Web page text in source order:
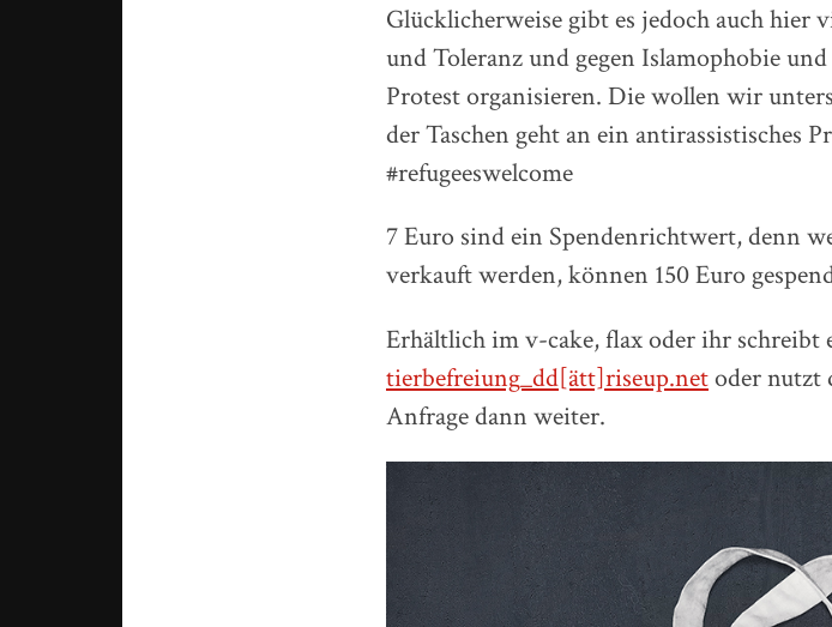
Glücklicherweise gibt es jedoch auch
und Toleranz und gegen Islamophobie
Protest organisieren. Die wollen wir
der Taschen geht an ein antirassistisches
#refugeeswelcome
7 Euro sind ein Spendenrichtwert, denn
verkauft werden, können 150 Euro
Erhältlich im v-cake, flax oder ihr
tierbefreiung_dd[ätt]riseup.netoder nutzt
Anfrage dann weiter.